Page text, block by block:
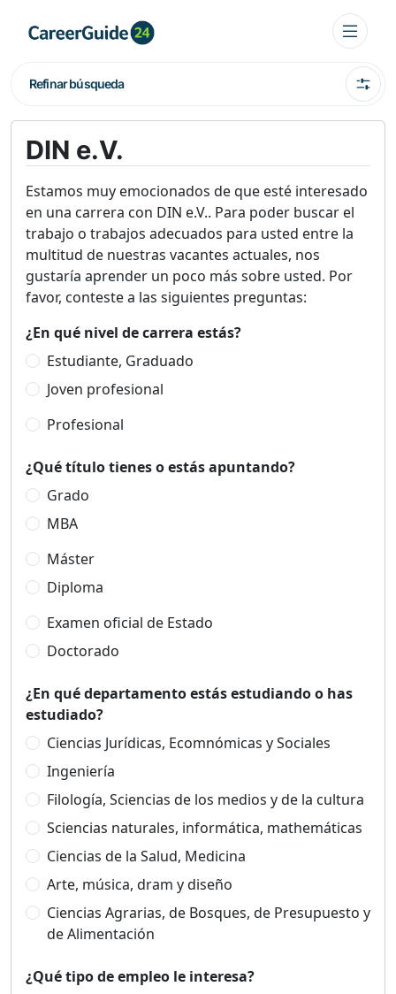
Refinar búsqueda
DIN e.V.
Estamos muy emocionados de que esté interesado
en una carrera con DIN e.V.. Para poder buscar el
trabajo o trabajos adecuados para usted entre la
multitud de nuestras vacantes actuales, nos
gustaría aprender un poco más sobre usted. Por
favor, conteste a las siguientes preguntas:
¿En qué nivel de carrera estás?
Estudiante, Graduado
Joven profesional
Profesional
¿Qué título tienes o estás apuntando?
Grado
MBA
Máster
Diploma
Examen oficial de Estado
Doctorado
¿En qué departamento estás estudiando o has
estudiado?
Ciencias Jurídicas, Ecomnómicas y Sociales
Ingeniería
Filología, Sciencias de los medios y de la cultura
Sciencias naturales, informática, mathemáticas
Ciencias de la Salud, Medicina
Arte, música, dram y diseño
Ciencias Agrarias, de Bosques, de Presupuesto y
de Alimentación
¿Qué tipo de empleo le interesa?